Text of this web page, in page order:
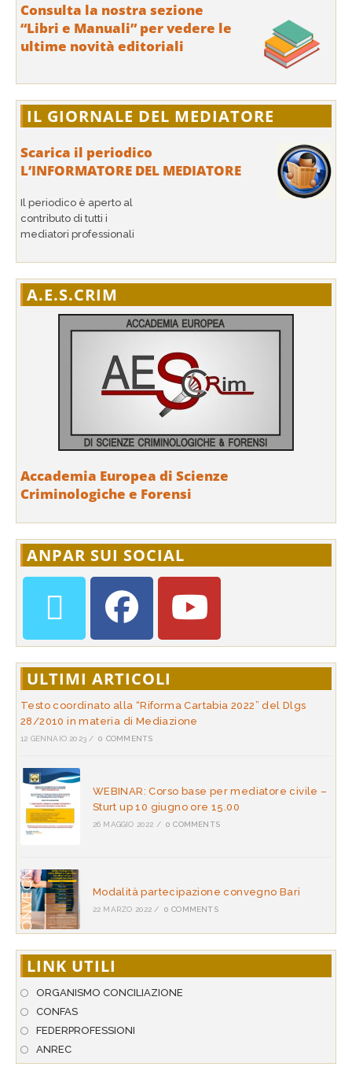
Consulta la nostra sezione
“Libri e Manuali” per vedere le
ultime novità editoriali
IL GIORNALE DEL MEDIATORE
Scarica il periodico
L’INFORMATORE DEL MEDIATORE
Il periodico è aperto al
contributo di tutti i
mediatori professionali
A.E.S.CRIM
Accademia Europea di Scienze
Criminologiche e Forensi
ANPAR SUI SOCIAL
ULTIMI ARTICOLI
Testo coordinato alla “Riforma Cartabia 2022” del Dlgs
28/2010 in materia di Mediazione
12 GENNAIO 2023 / 0 COMMENTS
WEBINAR: Corso base per mediatore civile –
Sturt up 10 giugno ore 15.00
26 MAGGIO 2022 / 0 COMMENTS
Modalità partecipazione convegno Bari
22 MARZO 2022 / 0 COMMENTS
LINK UTILI
ORGANISMO CONCILIAZIONE
CONFAS
FEDERPROFESSIONI
ANREC